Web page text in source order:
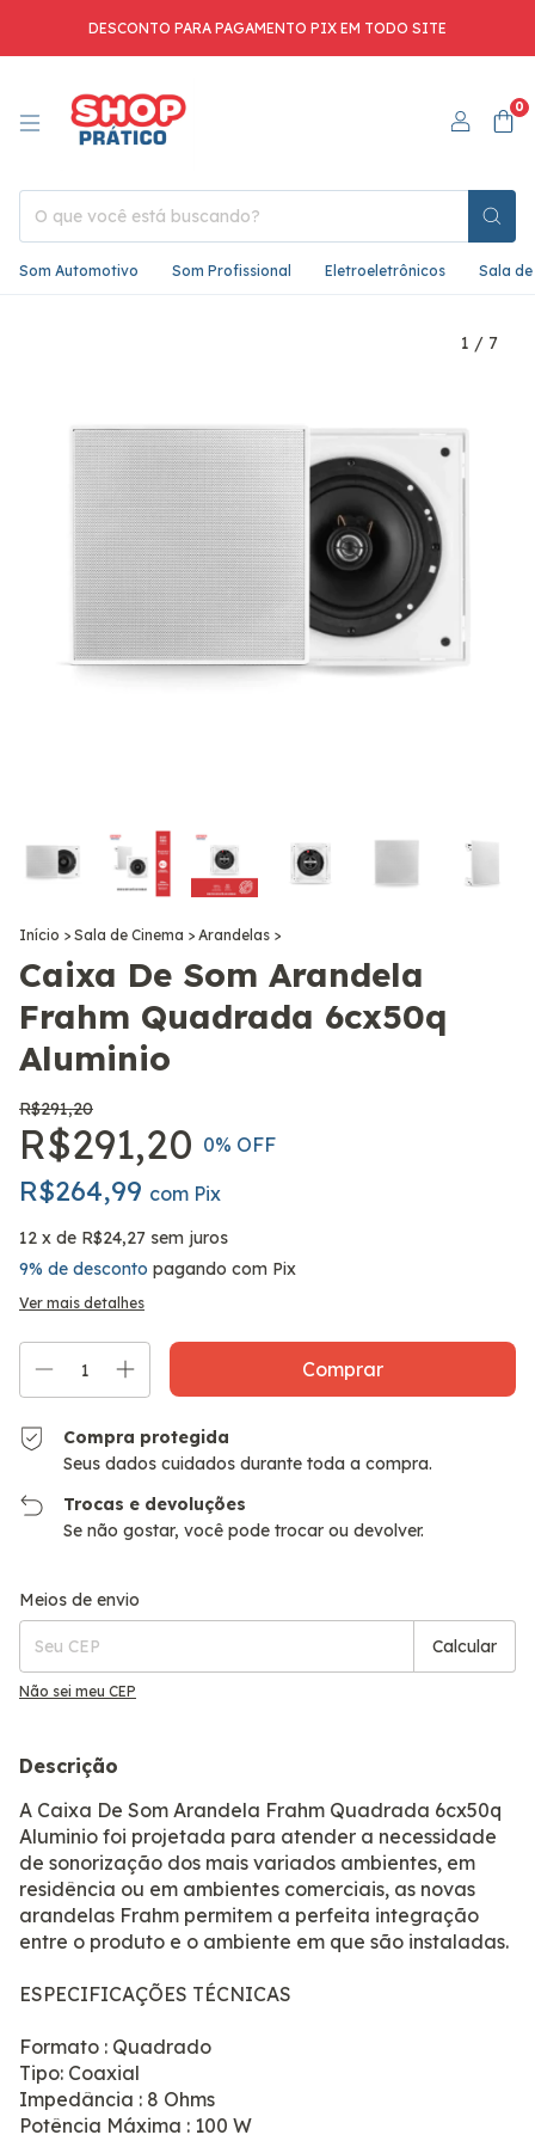
DESCONTO PARA PAGAMENTO PIX EM TODO SITE
0
Som Automotivo Som Profissional Eletroeletrônicos Sala de
1 / 7
Início > Sala de Cinema > Arandelas >
Caixa De Som Arandela
Frahm Quadrada 6cx50q
Aluminio
R$291,20
R$291,20 0% OFF
R$264,99 com Pix
12 x de R$24,27 sem juros
9% de desconto pagando com Pix
Ver mais detalhes
Compra protegida
Seus dados cuidados durante toda a compra.
Trocas e devoluções
Se não gostar, você pode trocar ou devolver.
Entregas para o CEP:
Meios de envio
Calcular
Não sei meu CEP
Descrição
A Caixa De Som Arandela Frahm Quadrada 6cx50q
Aluminio foi projetada para atender a necessidade
de sonorização dos mais variados ambientes, em
residência ou em ambientes comerciais, as novas
arandelas Frahm permitem a perfeita integração
entre o produto e o ambiente em que são instaladas.
ESPECIFICAÇÕES TÉCNICAS
Formato : Quadrado
Tipo: Coaxial
Impedância : 8 Ohms
Potência Máxima : 100 W